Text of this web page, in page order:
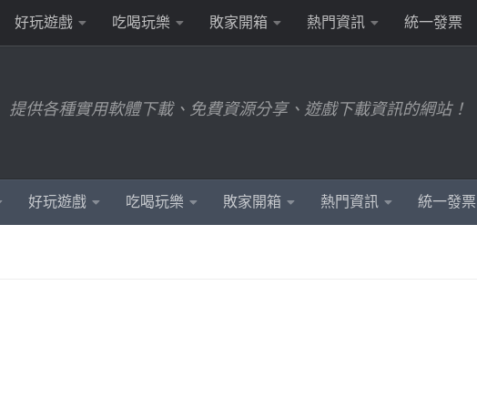
好玩遊戲 吃喝玩樂 敗家開箱 熱門資訊 統一發票
提供各種實用軟體下載、免費資源分享、遊戲下載資訊的網站！
好玩遊戲 吃喝玩樂 敗家開箱 熱門資訊 統一發票